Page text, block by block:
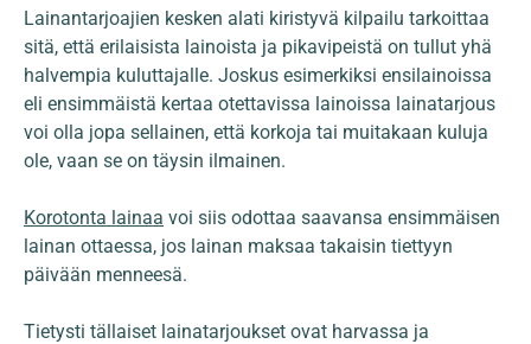
Lainantarjoajien kesken alati kiristyvä kilpailu tarkoittaa
sitä, että erilaisista lainoista ja pikavipeistä on tullut yhä
halvempia kuluttajalle. Joskus esimerkiksi ensilainoissa
eli ensimmäistä kertaa otettavissa lainoissa lainatarjous
voi olla jopa sellainen, että korkoja tai muitakaan kuluja
ole, vaan se on täysin ilmainen.
Korotonta lainaa voi siis odottaa saavansa ensimmäisen
lainan ottaessa, jos lainan maksaa takaisin tiettyyn
päivään menneesä.
Tietysti tällaiset lainatarjoukset ovat harvassa ja